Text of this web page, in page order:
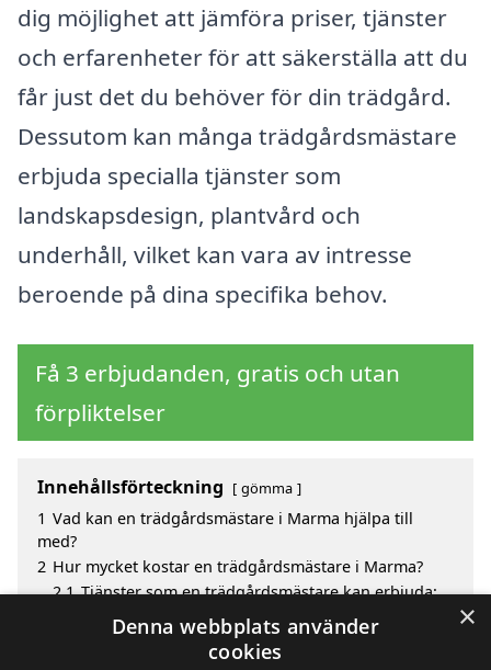
dig möjlighet att jämföra priser, tjänster
och erfarenheter för att säkerställa att du
får just det du behöver för din trädgård.
Dessutom kan många trädgårdsmästare
erbjuda specialla tjänster som
landskapsdesign, plantvård och
underhåll, vilket kan vara av intresse
beroende på dina specifika behov.
Få 3 erbjudanden, gratis och utan
förpliktelser
Innehållsförteckning gömma
1 Vad kan en trädgårdsmästare i Marma hjälpa till
med?
2 Hur mycket kostar en trädgårdsmästare i Marma?
2.1 Tjänster som en trädgårdsmästare kan erbjuda:
Fördelar med att välja trädgårdsmästare i Marma
Sök efter en skicklig trädgårdsmästare i de
omgivande städerna Marma
×
Denna webbplats använder
cookies